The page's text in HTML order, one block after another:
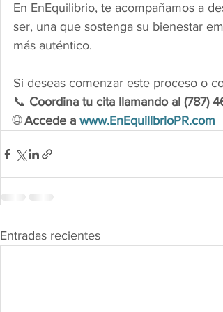
En EnEquilibrio, te acompañamos a
ser, una que sostenga su bienestar
más auténtico.
Si deseas comenzar este proceso o
📞 Coordina tu cita llamando al (787)
🌐 Accede a www.EnEquilibrioPR.com
Entradas recientes